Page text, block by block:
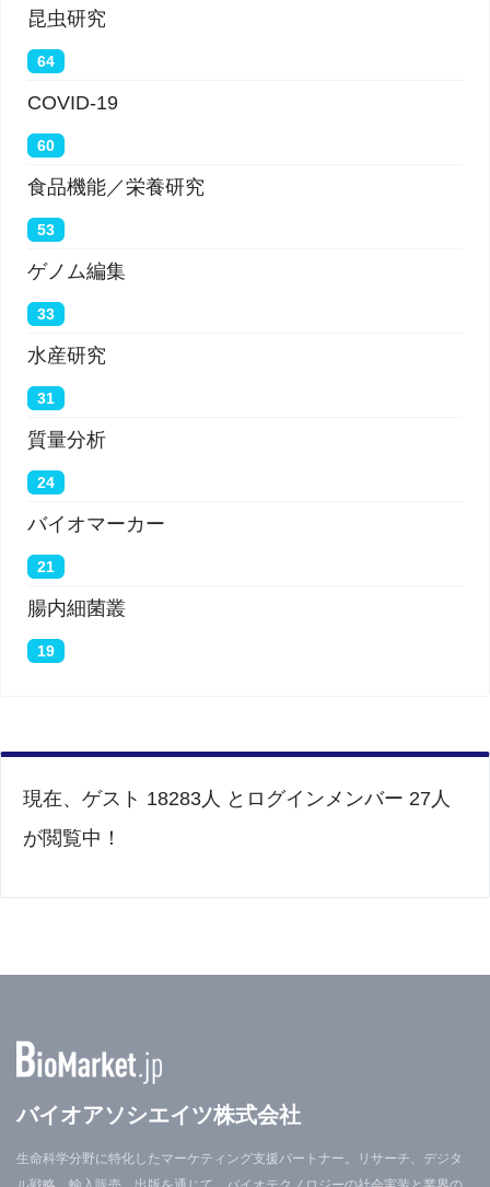
昆虫研究
64
COVID-19
60
食品機能／栄養研究
53
ゲノム編集
33
水産研究
31
質量分析
24
バイオマーカー
21
腸内細菌叢
19
現在、ゲスト 18283人 とログインメンバー 27人
が閲覧中！
バイオアソシエイツ株式会社
生命科学分野に特化したマーケティング支援パートナー。リサーチ、デジタ